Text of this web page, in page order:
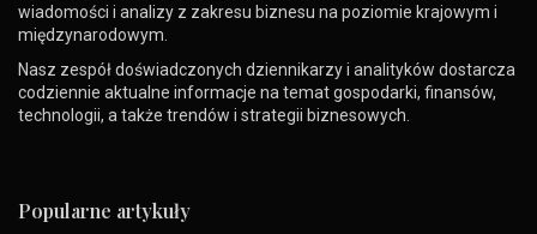
wiadomości i analizy z zakresu biznesu na poziomie krajowym i
międzynarodowym.
Nasz zespół doświadczonych dziennikarzy i analityków dostarcza
codziennie aktualne informacje na temat gospodarki, finansów,
technologii, a także trendów i strategii biznesowych.
Popularne artykuły